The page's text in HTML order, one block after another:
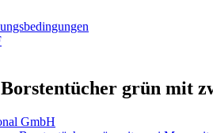
grün mit